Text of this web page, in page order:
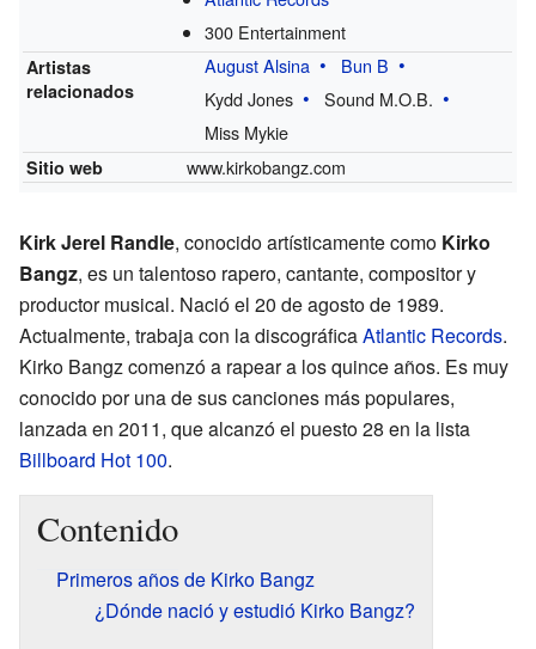
300 Entertainment
Artistas
relacionados
August Alsina
Bun B
Kydd Jones
Sound M.O.B.
Miss Mykie
Sitio web www.kirkobangz.com
Kirk Jerel Randle, conocido artísticamente como Kirko
Bangz, es un talentoso rapero, cantante, compositor y
productor musical. Nació el 20 de agosto de 1989.
Actualmente, trabaja con la discográficaAtlantic Records.
Kirko Bangz comenzó a rapear a los quince años. Es muy
conocido por una de sus canciones más populares,
lanzada en 2011, que alcanzó el puesto 28 en la lista
Billboard Hot 100.
Contenido
Primeros años de Kirko Bangz
¿Dónde nació y estudió Kirko Bangz?